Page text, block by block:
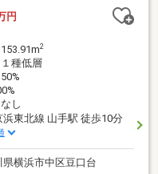
ますいちばん話しやすい
する不動産ネットワーク
円
2
種低層
し
浜東北線 山手駅 徒歩10分
県横浜市中区豆口台